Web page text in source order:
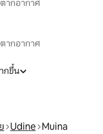
ากอากาศ
ากอากาศ
กขึ้น
Udine Muina